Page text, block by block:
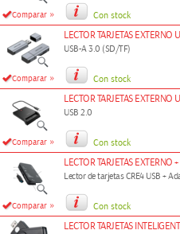
Comparar » Con stock
Comparar »
LECTOR TARJETAS EXTERNO
USB-A 3.0 (SD/TF)
Con stock
Comparar »
LECTOR TARJETAS EXTERNO
USB 2.0
Con stock
Comparar »
LECTOR TARJETAS EXTERNO
Lector de tarjetas CRE4 USB +
Con stock
LECTOR TARJETAS